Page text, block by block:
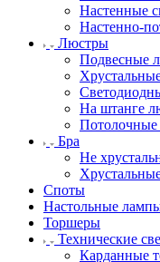
Настенные
Настенно-
Люстры
Подвесные
На штанге
Бра
Не
Споты
Настольные
Торшеры
Технические
Карданные